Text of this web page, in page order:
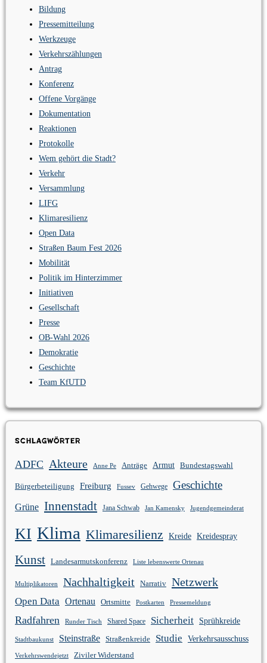
Bildung
Pressemitteilung
Werkzeuge
Verkehrszählungen
Antrag
Konferenz
Offene Vorgänge
Dokumentation
Reaktionen
Protokolle
Wem gehört die Stadt?
Verkehr
Versammlung
LIFG
Klimaresilienz
Open Data
Straßen Baum Fest 2026
Mobilität
Politik im Hinterzimmer
Initiativen
Gesellschaft
Presse
OB-Wahl 2026
Demokratie
Geschichte
Team KfUTD
Schlagwörter
ADFC Akteure Anne Pe Anträge Armut Bundestagswahl
Bürgerbeteiligung Freiburg Fussev Gehwege Geschichte
Grüne Innenstadt Jana Schwab Jan Kamensky Jugendgemeinderat
KI Klima Klimaresilienz Kreide Kreidespray
Kunst Landesarmutskonferenz Liste lebenswerte Ortenau
Multiplikatoren Nachhaltigkeit Narrativ Netzwerk
Open Data Ortenau Ortsmitte Postkarten Pressemeldung
Radfahren Runder Tisch Shared Space Sicherheit Sprühkreide
Stadtbaukunst Steinstraße Straßenkreide Studie Verkehrsausschuss
Verkehrswendejetzt Ziviler Widerstand